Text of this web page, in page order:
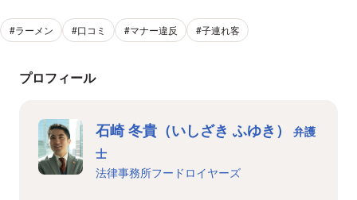
#ラーメン #口コミ #マナー違反 #子連れ客
プロフィール
石崎 冬貴（いしざき ふゆき）
弁護
士
法律事務所フードロイヤーズ